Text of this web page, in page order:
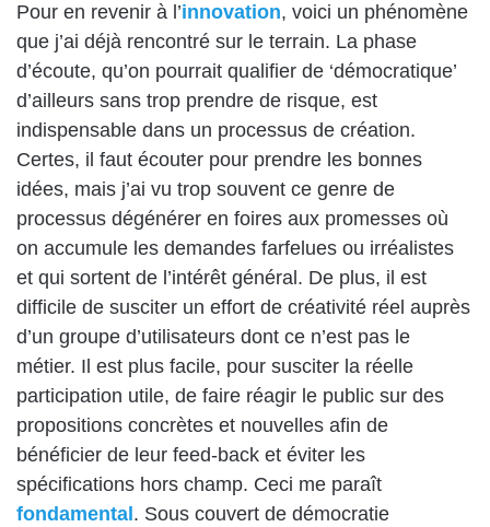
Pour en revenir à l’innovation, voici un phénomène
que j’ai déjà rencontré sur le terrain. La phase
d’écoute, qu’on pourrait qualifier de ‘démocratique’
d’ailleurs sans trop prendre de risque, est
indispensable dans un processus de création.
Certes, il faut écouter pour prendre les bonnes
idées, mais j’ai vu trop souvent ce genre de
processus dégénérer en foires aux promesses où
on accumule les demandes farfelues ou irréalistes
et qui sortent de l’intérêt général. De plus, il est
difficile de susciter un effort de créativité réel auprès
d’un groupe d’utilisateurs dont ce n’est pas le
métier. Il est plus facile, pour susciter la réelle
participation utile, de faire réagir le public sur des
propositions concrètes et nouvelles afin de
bénéficier de leur feed-back et éviter les
spécifications hors champ. Ceci me paraît
fondamental . Sous couvert de démocratie